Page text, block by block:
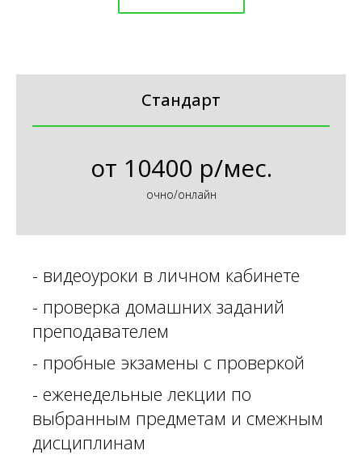
Стандарт
от 10400 р/мес.
очно/онлайн
- видеоуроки в личном кабинете
- проверка домашних заданий
преподавателем
- пробные экзамены с проверкой
- еженедельные лекции по
выбранным предметам и смежным
дисциплинам